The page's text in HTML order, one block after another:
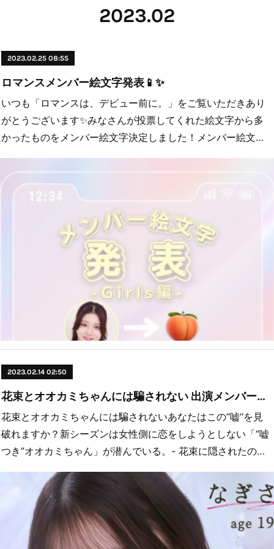
2023.02
2023.02.25 08:55
ロマンスメンバー絵文字発表📱✨
いつも「ロマンスは、デビュー前に。」をご覧いただきあり
がとうございます✨みなさんが投票してくれた絵文字から多
かったものをメンバー絵文字決定しました！メンバー絵文…
2023.02.14 02:50
花束とオオカミちゃんには騙されない 出演メンバー紹介💐
花束とオオカミちゃんには騙されないあなたはこの“嘘“を見
破れますか？新シーズンは女性側に恋をしようとしない「“嘘
つき”オオカミちゃん」が潜んでいる。- 花束に隠されたの…